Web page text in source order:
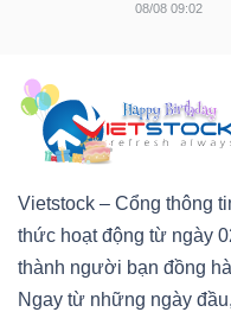
08/08 09:02
Vietstock – Cổng thông
thức hoạt động từ ngày
thành người bạn đồng
Ngay từ những ngày